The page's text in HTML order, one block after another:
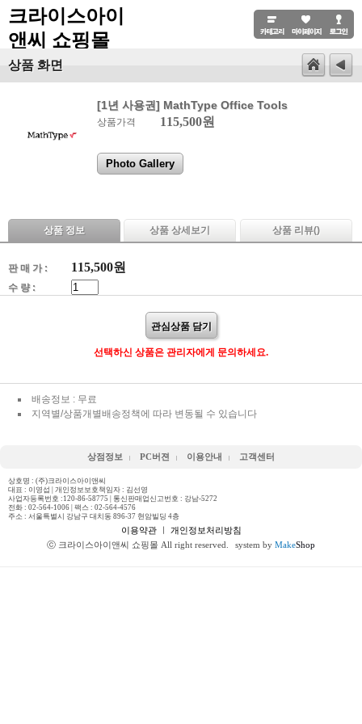
크라이스아이
앤씨 쇼핑몰
상품 화면
[1년 사용권] MathType Office Tools
상품가격 115,500원
Photo Gallery
상품 정보 상품 상세보기 상품 리뷰()
판 매 가 : 115,500원
수 량 :
관심상품 담기
선택하신 상품은 관리자에게 문의하세요.
배송정보 : 무료
지역별/상품개별배송정책에 따라 변동될 수 있습니다
상점정보 PC버젼 이용안내 고객센터
상호명 : (주)크라이스아이앤씨
대표 : 이영섭 | 개인정보보호책임자 : 김선영
사업자등록번호 :120-86-58775 | 통신판매업신고번호 : 강남-5272
전화 : 02-564-1006 | 팩스 : 02-564-4576
주소 : 서울특별시 강남구 대치동 896-37 현암빌딩 4층
이용약관ㅣ 개인정보처리방침
ⓒ 크라이스아이앤씨 쇼핑몰 All right reserved.
system by MakeShop